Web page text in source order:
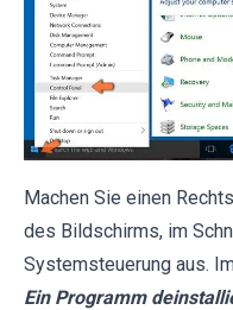
Machen Sie einen
des Bildschirms, im
Systemsteuerung aus.
Ein Programm